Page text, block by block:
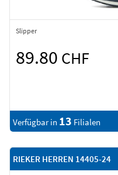
Slipper
89.80 CHF
Verfügbar in 13 Filialen
RIEKER HERREN 14405-24